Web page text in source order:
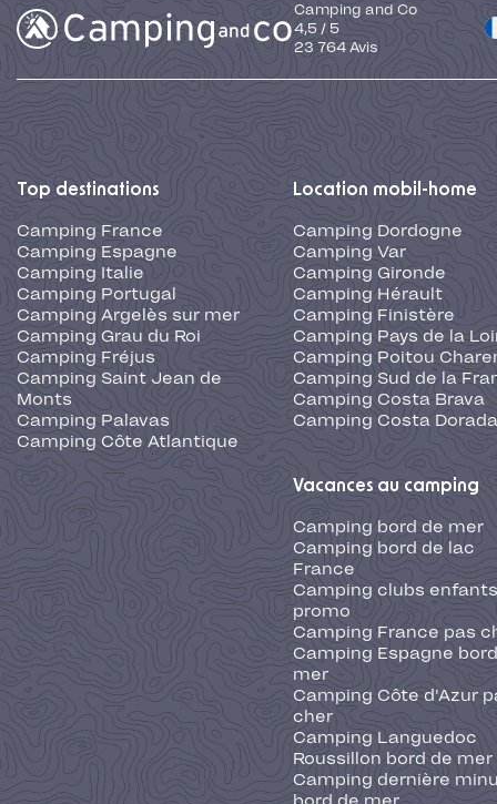
Camping and Co
4,5 / 5
23 764Avis
Top destinations
Camping France
Camping Espagne
Camping Italie
Camping Portugal
Camping Argelès sur mer
Camping Grau du Roi
Camping Fréjus
Camping Saint Jean de
Monts
Camping Palavas
Camping Côte Atlantique
Location mobil-home
Camping Dordogne
Camping Var
Camping Gironde
Camping Hérault
Camping Finistère
Camping Pays de la
Camping Poitou
Camping Sud de la
Camping Costa Brava
Camping Costa Dorada
Vacances au camping
Camping bord de mer
Camping bord de lac
France
Camping clubs
promo
Camping France pas
Camping Espagne
mer
Camping Côte d'Azur
cher
Camping Languedoc
Roussillon bord de mer
Camping dernière